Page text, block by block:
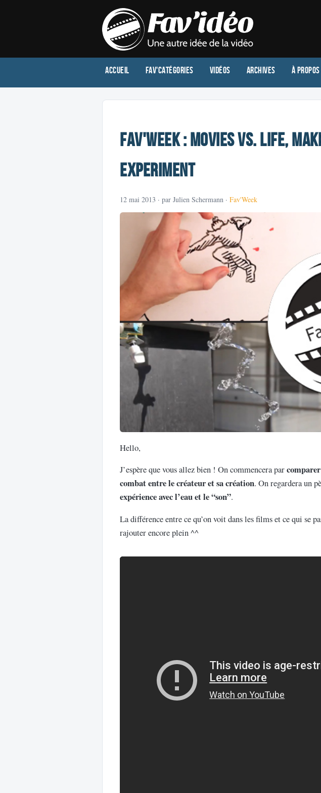
Accueil Fav'Catégories Vidéos Archives À propos
Fav'Week : Movies vs. Life,
Experiment
12 mai 2013 · par Julien Schermann · Fav'Week
Hello,
J’espère que vous allez bien ! On commencera par
combat entre le créateur et sa création. On regardera un
expérience avec l’eau et le “son”.
La différence entre ce qu’on voit dans les films et ce qui se
rajouter encore plein ^^